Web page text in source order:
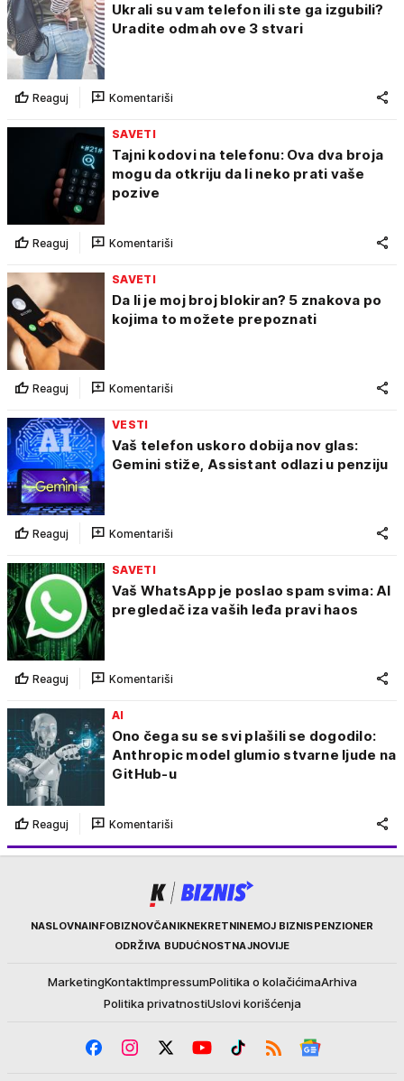
Ukrali su vam telefon ili ste ga izgubili?
Uradite odmah ove 3 stvari
Reaguj Komentariši
SAVETI
Tajni kodovi na telefonu: Ova dva broja
mogu da otkriju da li neko prati vaše
pozive
Reaguj Komentariši
SAVETI
Da li je moj broj blokiran? 5 znakova po
kojima to možete prepoznati
Reaguj Komentariši
VESTI
Vaš telefon uskoro dobija nov glas:
Gemini stiže, Assistant odlazi u penziju
Reaguj Komentariši
SAVETI
Vaš WhatsApp je poslao spam svima: AI
pregledač iza vaših leđa pravi haos
Reaguj Komentariši
AI
Ono čega su se svi plašili se dogodilo:
Anthropic model glumio stvarne ljude na
GitHub-u
Reaguj Komentariši
KurirNASLOVNAINFOBIZNOVČANIKNEKRETNINEMOJ BIZNISPENZIONER
ODRŽIVA BUDUĆNOSTNAJNOVIJE
MarketingKontaktImpressumPolitika o kolačićimaArhiva
Politika privatnostiUslovi korišćenja